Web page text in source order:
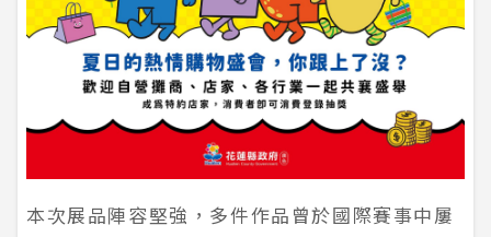
本次展品陣容堅強，多件作品曾於國際賽事中屢